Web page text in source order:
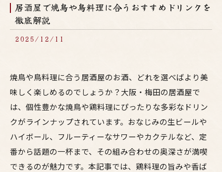
居酒屋で焼鳥や鳥料理に合うおすすめドリンクを
徹底解説
2025/12/11
焼鳥や鳥料理に合う居酒屋のお酒、どれを選べばより美
味しく楽しめるのでしょうか？大阪・梅田の居酒屋で
は、個性豊かな焼鳥や鶏料理にぴったりな多彩なドリン
クがラインナップされています。おなじみの生ビールや
ハイボール、フルーティーなサワーやカクテルなど、定
番から話題の一杯まで、その組み合わせの奥深さが満喫
できるのが魅力です。本記事では、鶏料理の旨みや香ば